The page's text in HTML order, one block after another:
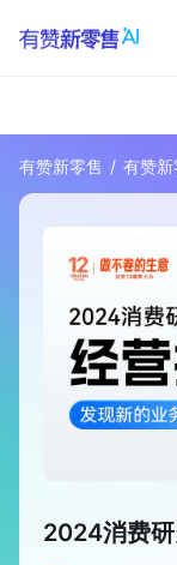
有赞成功案例
面对面聊增长
有赞新零售 / 有赞
2024消费